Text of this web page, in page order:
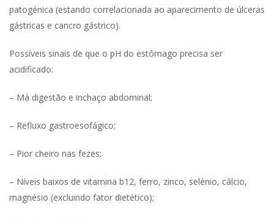
patogénica (estando correlacionada ao aparecimento de úlceras
gástricas e cancro gástrico).
Possíveis sinais de que o pH do estômago precisa ser
acidificado:
– Má digestão e inchaço abdominal;
– Refluxo gastroesofágico;
– Pior cheiro nas fezes;
– Níveis baixos de vitamina b12, ferro, zinco, selénio, cálcio,
magnésio (excluindo fator dietético);